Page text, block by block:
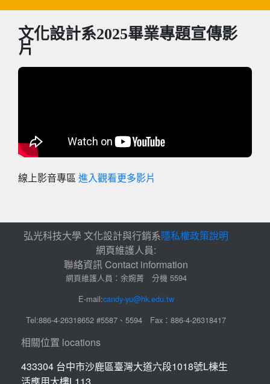
文化設計系2025畢業專題宣傳影
片
線上影音專區 進入觀看更多影片
弘光科技大學 文化設計與行銷系隱私權政策說明
網頁維護人員:
聯絡資訊 Contact information
網頁維護人員：余婉菁 分機 5594
E-mail:candy-yu@hk.edu.tw
Tel:886-4-26318652 #5587、5594 Fax：886-4-26318417
相關位置 locations
433304 台中市沙鹿區臺灣大道六段1018號L棟生